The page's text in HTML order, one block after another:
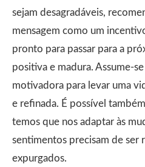
sejam desagradáveis,
mensagem como um
pronto para passar para a
positiva e madura. Assume-
motivadora para levar uma
e refinada. É possível
temos que nos adaptar às
sentimentos precisam de ser
expurgados.